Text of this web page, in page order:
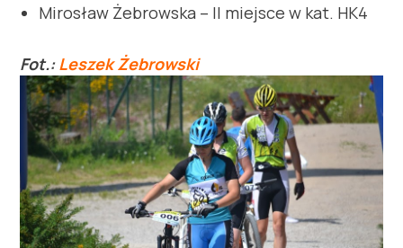
Mirosław Żebrowska – II miejsce w kat. HK4
Fot.:Leszek Żebrowski